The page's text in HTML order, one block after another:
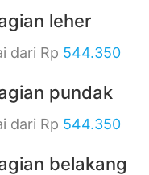
leher
dari Rp 544.350
pundak
dari Rp 544.350
belakang